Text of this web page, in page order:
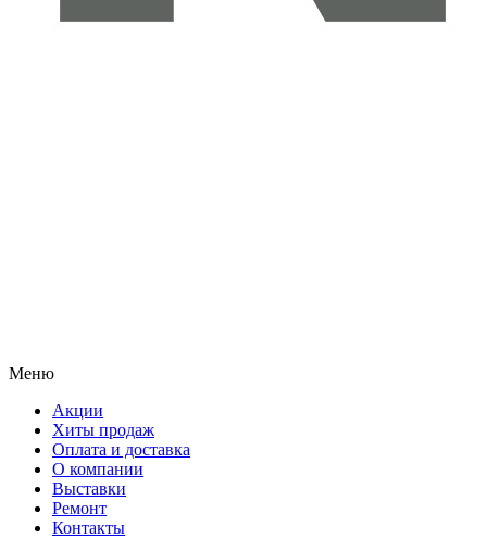
Меню
Акции
Хиты продаж
Оплата и доставка
О компании
Выставки
Ремонт
Контакты